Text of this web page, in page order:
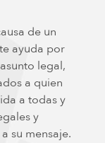
de un
ayuda por
legal,
a quien
a todas y
y
su mensaje.